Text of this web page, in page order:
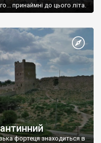
принаймні до цього літа.
фортеця знаходиться в